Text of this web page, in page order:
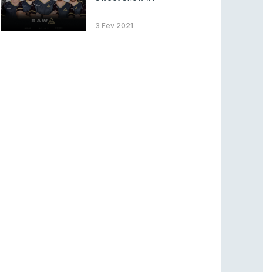
MOUZ surpreende Spirit para vencer BLAST
Bounty
3 Fev 2021